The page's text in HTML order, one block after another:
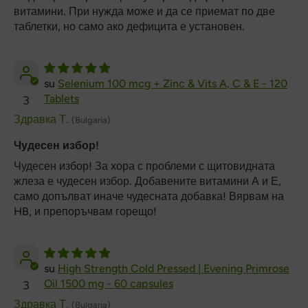
витамини. При нужда може и да се приемат по две
таблетки, но само ако дефицита е установен.
З
Selenium 100 mcg + Zinc & Vits A, C & E - 120
Tablets
Здравка Т. (Bulgaria)
Чудесен избор!
Чудесен избор! За хора с проблеми с щитовидната
жлеза е чудесен избор. Добавените витамини А и Е,
само допълват иначе чудесната добавка! Вярвам на
HB, и препоръчвам горещо!
З
High Strength Cold Pressed | Evening Primrose
Oil 1500 mg - 60 capsules
Здравка Т. (Bulgaria)